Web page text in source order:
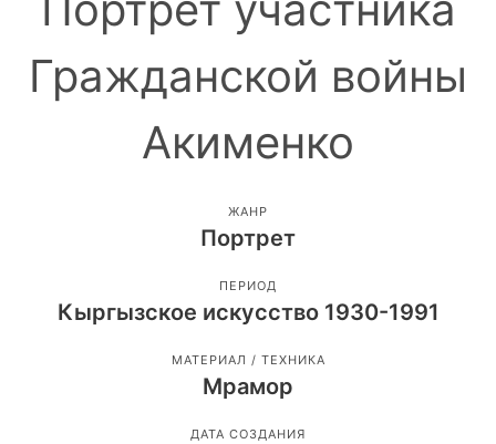
Гражданской войны
Акименко
ЖАНР
Портрет
ПЕРИОД
Кыргызское искусство 1930-1991
МАТЕРИАЛ / ТЕХНИКА
Мрамор
ДАТА СОЗДАНИЯ